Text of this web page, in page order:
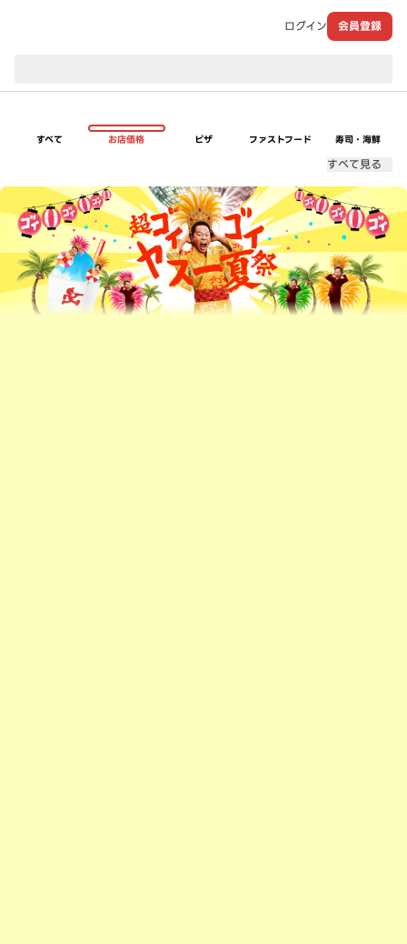
ログイン 会員登録
すべて お店価格 ピザ ファストフード 寿司・海鮮
すべて見る
超ゴイゴイヤスー夏祭